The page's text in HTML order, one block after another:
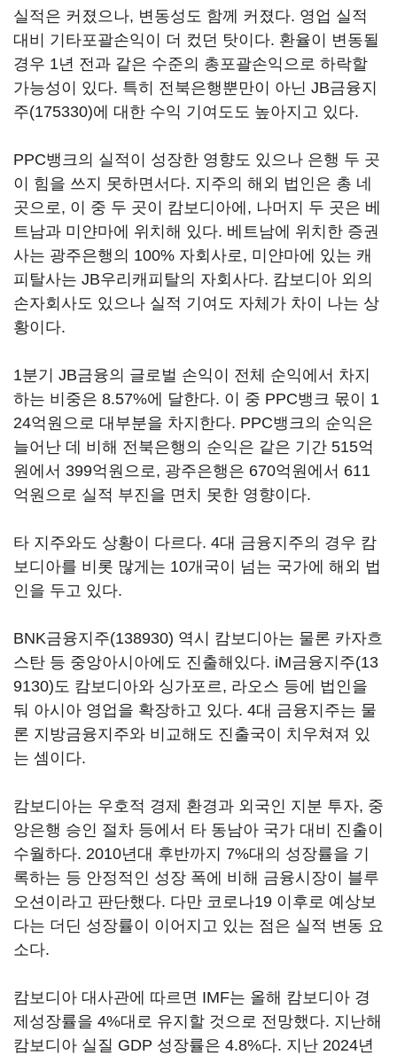
실적은 커졌으나, 변동성도 함께 커졌다. 영업 실적
대비 기타포괄손익이 더 컸던 탓이다. 환율이 변동될
경우 1년 전과 같은 수준의 총포괄손익으로 하락할
가능성이 있다. 특히 전북은행뿐만이 아닌 JB금융지
주(175330)에 대한 수익 기여도도 높아지고 있다.
PPC뱅크의 실적이 성장한 영향도 있으나 은행 두 곳
이 힘을 쓰지 못하면서다. 지주의 해외 법인은 총 네
곳으로, 이 중 두 곳이 캄보디아에, 나머지 두 곳은 베
트남과 미얀마에 위치해 있다. 베트남에 위치한 증권
사는 광주은행의 100% 자회사로, 미얀마에 있는 캐
피탈사는 JB우리캐피탈의 자회사다. 캄보디아 외의
손자회사도 있으나 실적 기여도 자체가 차이 나는 상
황이다.
1분기 JB금융의 글로벌 손익이 전체 순익에서 차지
하는 비중은 8.57%에 달한다. 이 중 PPC뱅크 몫이 1
24억원으로 대부분을 차지한다. PPC뱅크의 순익은
늘어난 데 비해 전북은행의 순익은 같은 기간 515억
원에서 399억원으로, 광주은행은 670억원에서 611
억원으로 실적 부진을 면치 못한 영향이다.
타 지주와도 상황이 다르다. 4대 금융지주의 경우 캄
보디아를 비롯 많게는 10개국이 넘는 국가에 해외 법
인을 두고 있다.
BNK금융지주(138930) 역시 캄보디아는 물론 카자흐
스탄 등 중앙아시아에도 진출해있다. iM금융지주(13
9130)도 캄보디아와 싱가포르, 라오스 등에 법인을
둬 아시아 영업을 확장하고 있다. 4대 금융지주는 물
론 지방금융지주와 비교해도 진출국이 치우쳐져 있
는 셈이다.
캄보디아는 우호적 경제 환경과 외국인 지분 투자, 중
앙은행 승인 절차 등에서 타 동남아 국가 대비 진출이
수월하다. 2010년대 후반까지 7%대의 성장률을 기
록하는 등 안정적인 성장 폭에 비해 금융시장이 블루
오션이라고 판단했다. 다만 코로나19 이후로 예상보
다는 더딘 성장률이 이어지고 있는 점은 실적 변동 요
소다.
캄보디아 대사관에 따르면 IMF는 올해 캄보디아 경
제성장률을 4%대로 유지할 것으로 전망했다. 지난해
캄보디아 실질 GDP 성장률은 4.8%다. 지난 2024년